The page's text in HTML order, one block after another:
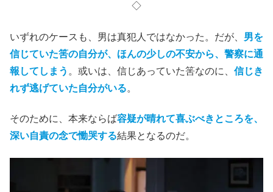
◇
いずれのケースも、男は真犯人ではなかった。だが、 男を
信じていた筈の自分が、ほんの少しの不安から、警察に通
報してしまう 。 或いは、 信じあっていた筈なのに、 信じき
れず逃げていた自分がいる。
そのために、本来ならば容疑が晴れて喜ぶべきところを、
深い自責の念で慟哭する結果となるのだ。